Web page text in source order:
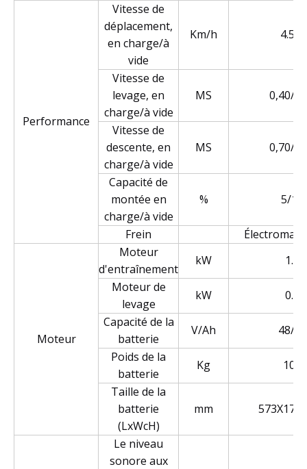
Performance
Vitesse de
déplacement,
en charge/à
vide
Km/h 4.5/5
Vitesse de
levage, en
charge/à vide
MS 0,40/
Vitesse de
descente, en
charge/à vide
MS 0,70/
Capacité de
montée en
charge/à vide
% 5/10
Frein
Moteur
Moteur
d'entraînement
kW
1.3
Moteur de
levage
kW
0.8
Capacité de la
batterie
V/Ah
48/85
Poids de la
batterie
Kg
100
Taille de la
batterie
(LxWcH)
mm
Le niveau
sonore aux